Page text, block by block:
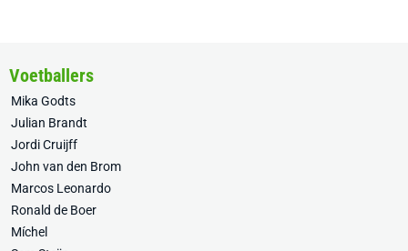
Voetballers
Mika Godts
Julian Brandt
Jordi Cruijff
John van den Brom
Marcos Leonardo
Ronald de Boer
Míchel